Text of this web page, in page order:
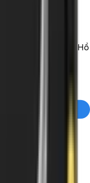
Tân Định, TP. Hồ